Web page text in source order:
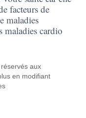
facteurs de
maladies
maladies cardio
aux
en modifiant